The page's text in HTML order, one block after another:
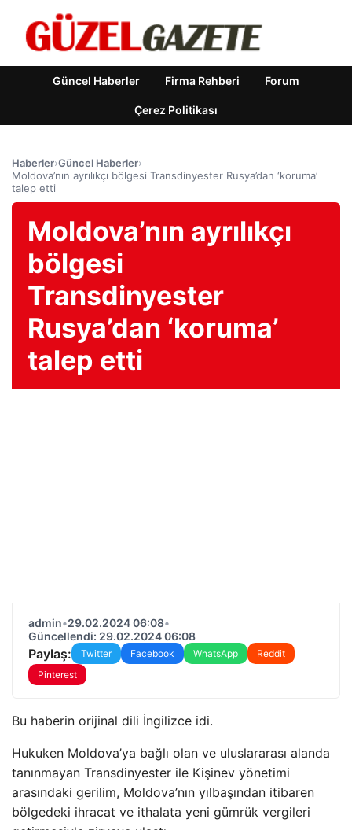
Güncel Haberler Firma Rehberi Forum
Çerez Politikası
Haberler›Güncel Haberler›
Moldova’nın ayrılıkçı bölgesi Transdinyester Rusya’dan ‘koruma’
talep etti
Moldova’nın ayrılıkçı
bölgesi
Transdinyester
Rusya’dan ‘koruma’
talep etti
admin•29.02.2024 06:08•
Güncellendi: 29.02.2024 06:08
Paylaş: Twitter Facebook WhatsApp
Reddit
Pinterest
Bu haberin orijinal dili İngilizce idi.
Hukuken Moldova’ya bağlı olan ve uluslararası alanda
tanınmayan Transdinyester ile Kişinev yönetimi
arasındaki gerilim, Moldova’nın yılbaşından itibaren
bölgedeki ihracat ve ithalata yeni gümrük vergileri